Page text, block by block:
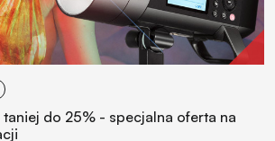
do 25% - specjalna oferta na